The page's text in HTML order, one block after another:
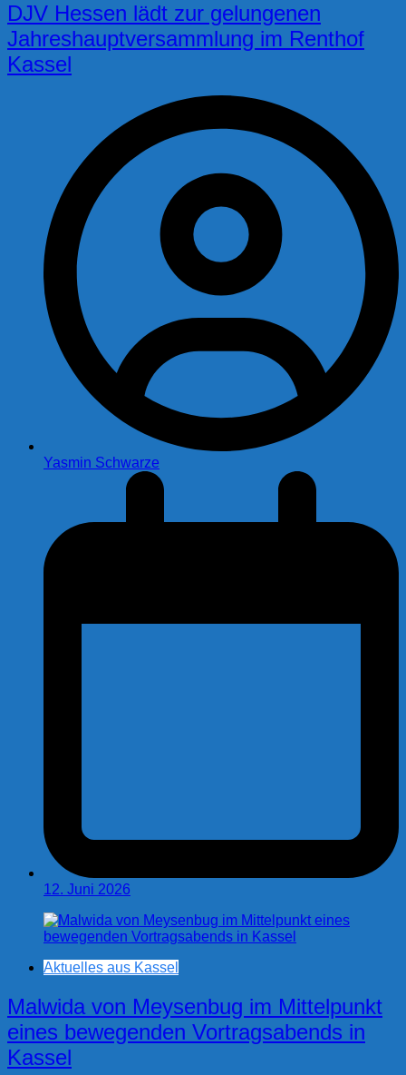
DJV Hessen lädt zur gelungenen
Jahreshauptversammlung im Renthof
Kassel
Yasmin Schwarze
12. Juni 2026
Aktuelles aus Kassel
Malwida von Meysenbug im Mittelpunkt
eines bewegenden Vortragsabends in
Kassel